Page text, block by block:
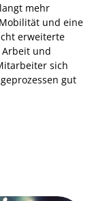
mehr
und eine
erweiterte
Arbeit und
sich
gut